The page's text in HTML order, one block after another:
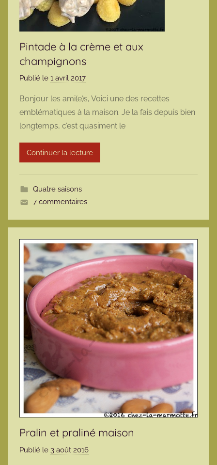
Pintade à la crème et aux
champignons
Publié le 1 avril 2017
r
m
a
r
m
e
Bonjour les ami(e)s, Voici une des recettes
emblématiques à la maison. Je la fais depuis bien
longtemps, c’est quasiment le
Continuer la lecture
Quatre saisons
7 commentaires
Pralin et praliné maison
Publié le 3 août 2016